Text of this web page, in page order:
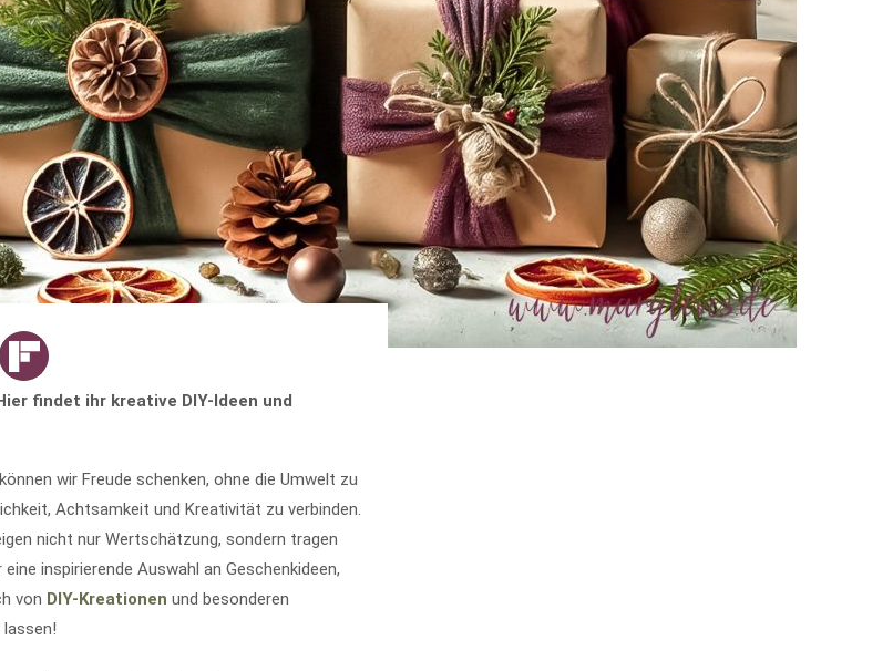
findet ihr kreative DIY-Ideen und
wir Freude schenken, ohne die Umwelt zu
Achtsamkeit und Kreativität zu verbinden.
nicht nur Wertschätzung, sondern tragen
inspirierende Auswahl an Geschenkideen,
von DIY-Kreationen und besonderen